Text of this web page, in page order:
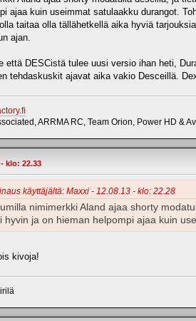
ajaa kuin useimmat satulaakku durangot.
taitaa olla tällähetkellä aika hyviä
ajan.
että DESCistä tulee uusi versio ihan heti,
tehdaskuskit ajavat aika vakio Desceillä.
ARRMA RC, Team Orion, Power HD &
- klo: 22.33
käyttäjältä: Maxxi - 12.08.13 - klo: 22.28
nimimerkki Aland ajaa shorty
hyvin ja on hieman helpompi ajaa kuin
kivoja!